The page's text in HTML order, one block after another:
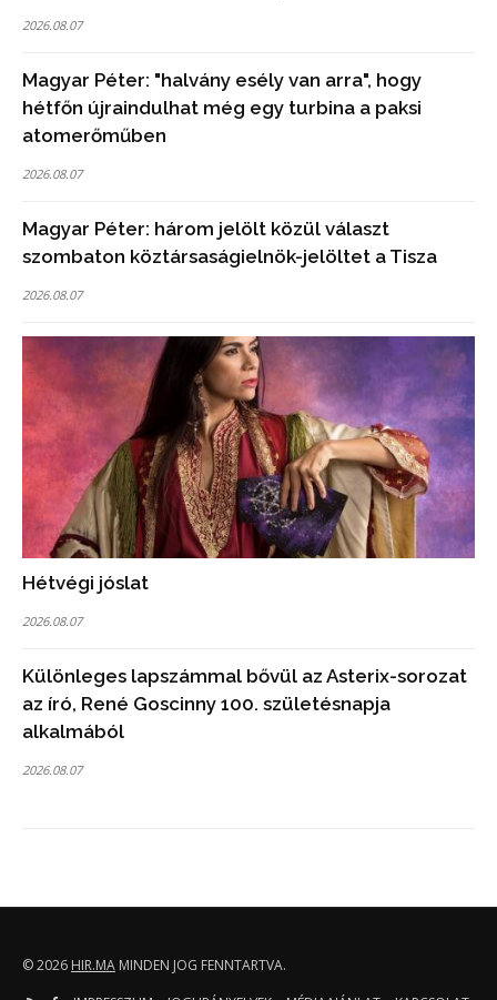
2026.08.07
Magyar Péter: "halvány esély van arra", hogy
hétfőn újraindulhat még egy turbina a paksi
atomerőműben
2026.08.07
Magyar Péter: három jelölt közül választ
szombaton köztársaságielnök-jelöltet a Tisza
2026.08.07
Hétvégi jóslat
2026.08.07
Különleges lapszámmal bővül az Asterix-sorozat
az író, René Goscinny 100. születésnapja
alkalmából
2026.08.07
© 2026 HIR.MA MINDEN JOG FENNTARTVA.